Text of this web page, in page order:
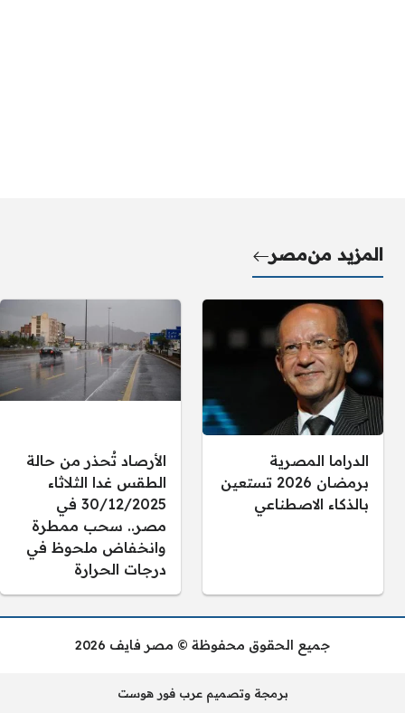
المزيد منمصر
الدراما المصرية
برمضان 2026 تستعين
بالذكاء الاصطناعي
الأرصاد تُحذر من حالة
الطقس غدا الثلاثاء
30/12/2025 في
مصر.. سحب ممطرة
وانخفاض ملحوظ في
درجات الحرارة
جميع الحقوق محفوظة © مصر فايف 2026
برمجة وتصميم عرب فور هوست